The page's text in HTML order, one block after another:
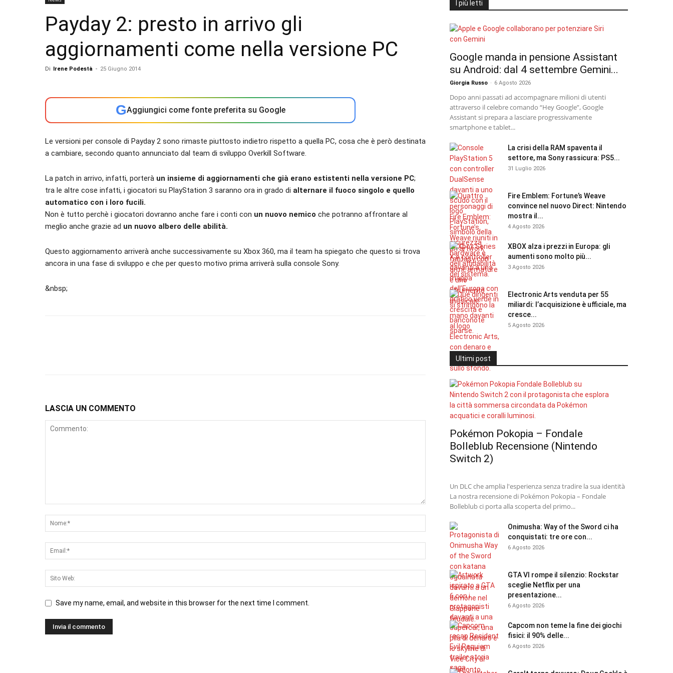
Payday 2: presto in arrivo gli
aggiornamenti come nella versione PC
Di Irene Podestà - 25 Giugno 2014
GAggiungici come fonte preferita su Google
Le versioni per console di Payday 2 sono rimaste piuttosto indietro rispetto a quella PC, cosa che è però destinata
a cambiare, secondo quanto annunciato dal team di sviluppo Overkill Software.
La patch in arrivo, infatti, porterà un insieme di aggiornamenti che già erano estistenti nella versione PC;
tra le altre cose infatti, i giocatori su PlayStation 3 saranno ora in grado di alternare il fuoco singolo e quello
automatico con i loro fucili.
Non è tutto perchè i giocatori dovranno anche fare i conti con un nuovo nemico che potranno affrontare al
meglio anche grazie ad un nuovo albero delle abilità.
Questo aggiornamento arriverà anche successivamente su Xbox 360, ma il team ha spiegato che questo si trova
ancora in una fase di sviluppo e che per questo motivo prima arriverà sulla console Sony.
&nbsp;
LASCIA UN COMMENTO
Save my name, email, and website in this browser for the next time I comment.
I più letti
Google manda in pensione Assistant
su Android: dal 4 settembre Gemini...
Giorgia Russo - 6 Agosto 2026
Dopo anni passati ad accompagnare milioni di utenti
attraverso il celebre comando “Hey Google”, Google
Assistant si prepara a lasciare progressivamente
smartphone e tablet...
La crisi della RAM spaventa il
settore, ma Sony rassicura: PS5...
31 Luglio 2026
Fire Emblem: Fortune’s Weave
convince nel nuovo Direct: Nintendo
mostra il...
4 Agosto 2026
XBOX alza i prezzi in Europa: gli
aumenti sono molto più...
3 Agosto 2026
Electronic Arts venduta per 55
miliardi: l’acquisizione è ufficiale, ma
cresce...
5 Agosto 2026
Ultimi post
Pokémon Pokopia – Fondale
Bolleblub Recensione (Nintendo
Switch 2)
Un DLC che amplia l'esperienza senza tradire la sua identità
La nostra recensione di Pokémon Pokopia – Fondale
Bolleblub ci porta alla scoperta del primo...
Onimusha: Way of the Sword ci ha
conquistati: tre ore con...
6 Agosto 2026
GTA VI rompe il silenzio: Rockstar
sceglie Netflix per una
presentazione...
6 Agosto 2026
Capcom non teme la fine dei giochi
fisici: il 90% delle...
6 Agosto 2026